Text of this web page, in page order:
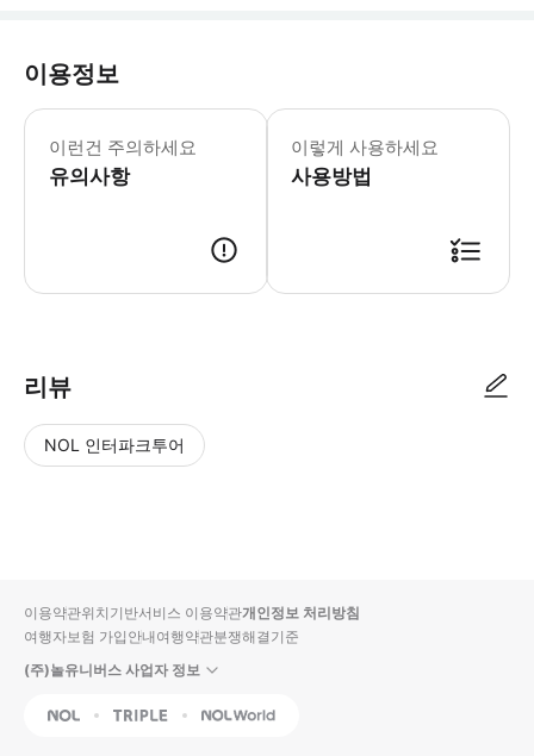
이용정보
이런건 주의하세요
유의사항
이렇게 사용하세요
사용방법
리뷰
NOL 인터파크투어
입니
다.
순
상
이용약관위치기반서비스 이용약관개인정보 처리방침
여행자보험 가입안내여행약관분쟁해결기준
(주)놀유니버스 사업자 정보
NOL Triple Interpark Global